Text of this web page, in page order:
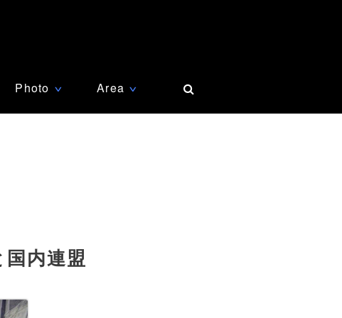
Photo ∨ Area ∨
内連盟